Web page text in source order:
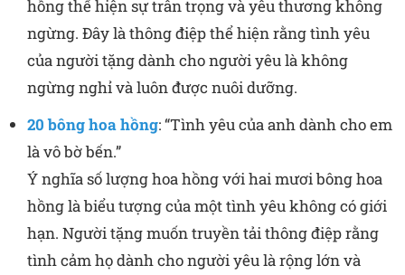
hồng thể hiện sự trân trọng và yêu thương không
ngừng. Đây là thông điệp thể hiện rằng tình yêu
của người tặng dành cho người yêu là không
ngừng nghỉ và luôn được nuôi dưỡng.
20 bông hoa hồng: “Tình yêu của anh dành cho em
là vô bờ bến.”
Ý nghĩa số lượng hoa hồng với hai mươi bông hoa
hồng là biểu tượng của một tình yêu không có giới
hạn. Người tặng muốn truyền tải thông điệp rằng
tình cảm họ dành cho người yêu là rộng lớn và